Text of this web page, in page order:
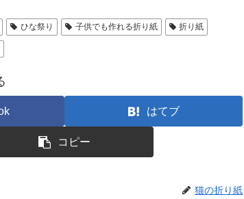
ひな祭り 子供でも作れる折り紙 折り紙
はてブ
コピー
猫の折り紙